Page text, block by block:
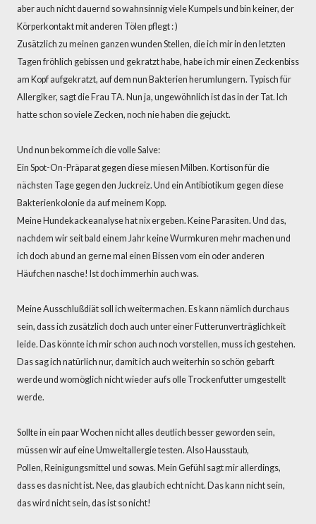
aber auch nicht dauernd so wahnsinnig viele Kumpels und bin keiner, der
Körperkontakt mit anderen Tölen pflegt : )
Zusätzlich zu meinen ganzen wunden Stellen, die ich mir in den letzten
Tagen fröhlich gebissen und gekratzt habe, habe ich mir einen Zeckenbiss
am Kopf aufgekratzt, auf dem nun Bakterien herumlungern. Typisch für
Allergiker, sagt die Frau TA. Nun ja, ungewöhnlich ist das in der Tat. Ich
hatte schon so viele Zecken, noch nie haben die gejuckt.
Und nun bekomme ich die volle Salve:
Ein Spot-On-Präparat gegen diese miesen Milben. Kortison für die
nächsten Tage gegen den Juckreiz. Und ein Antibiotikum gegen diese
Bakterienkolonie da auf meinem Kopp.
Meine Hundekackeanalyse hat nix ergeben. Keine Parasiten. Und das,
nachdem wir seit bald einem Jahr keine Wurmkuren mehr machen und
ich doch ab und an gerne mal einen Bissen vom ein oder anderen
Häufchen nasche! Ist doch immerhin auch was.
Meine Ausschlußdiät soll ich weitermachen. Es kann nämlich durchaus
sein, dass ich zusätzlich doch auch unter einer Futterunverträglichkeit
leide. Das könnte ich mir schon auch noch vorstellen, muss ich gestehen.
Das sag ich natürlich nur, damit ich auch weiterhin so schön gebarft
werde und womöglich nicht wieder aufs olle Trockenfutter umgestellt
werde.
Sollte in ein paar Wochen nicht alles deutlich besser geworden sein,
müssen wir auf eine Umweltallergie testen. Also Hausstaub,
Pollen, Reinigungsmittel und sowas. Mein Gefühl sagt mir allerdings,
dass es das nicht ist. Nee, das glaub ich echt nicht. Das kann nicht sein,
das wird nicht sein, das ist so nicht!